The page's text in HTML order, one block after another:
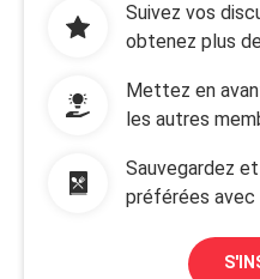
Suivez vos
obtenez plus
Mettez en
les autres
Sauvegardez
préférées avec